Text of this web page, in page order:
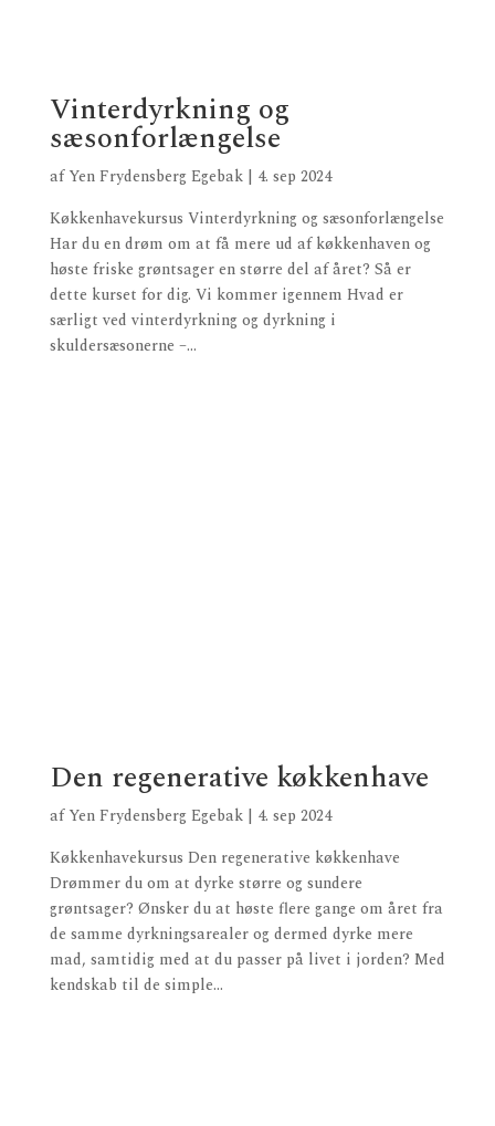
Vinterdyrkning og
sæsonforlængelse
afYen Frydensberg Egebak| 4. sep 2024
Køkkenhavekursus Vinterdyrkning og sæsonforlængelse
Har du en drøm om at få mere ud af køkkenhaven og
høste friske grøntsager en større del af året? Så er
dette kurset for dig. Vi kommer igennem Hvad er
særligt ved vinterdyrkning og dyrkning i
skuldersæsonerne –...
Den regenerative køkkenhave
afYen Frydensberg Egebak| 4. sep 2024
Køkkenhavekursus Den regenerative køkkenhave
Drømmer du om at dyrke større og sundere
grøntsager? Ønsker du at høste flere gange om året fra
de samme dyrkningsarealer og dermed dyrke mere
mad, samtidig med at du passer på livet i jorden? Med
kendskab til de simple...